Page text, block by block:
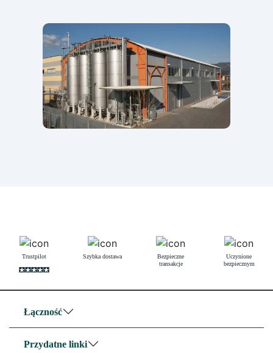
Trustpilot Szybka dostawa
Bezpieczne
transakcje
Uczynione
bezpiecznym
Łączność
Przydatne linki